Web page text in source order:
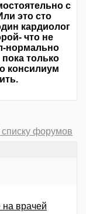
с
это сто
кардиолог
что не
нормально
только
консилиум
списку форумов
врачей